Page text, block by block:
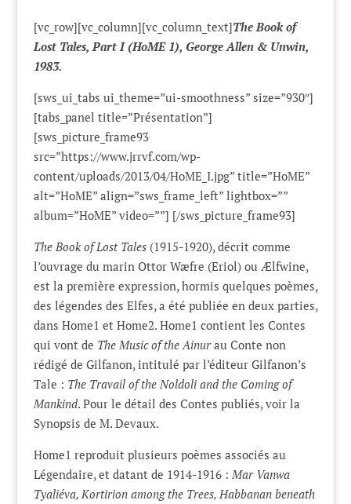
[vc_row][vc_column][vc_column_text]The Book of
Lost Tales, Part I (HoME 1), George Allen & Unwin,
1983.
[sws_ui_tabs ui_theme=”ui-smoothness” size=”930″]
[tabs_panel title=”Présentation”]
[sws_picture_frame93
src=”https://www.jrrvf.com/wp-
content/uploads/2013/04/HoME_I.jpg” title=”HoME”
alt=”HoME” align=”sws_frame_left” lightbox=””
album=”HoME” video=””] [/sws_picture_frame93]
The Book of Lost Tales(1915-1920), décrit comme
l’ouvrage du marin Ottor Wæfre (Eriol) ou Ælfwine,
est la première expression, hormis quelques poèmes,
des légendes des Elfes, a été publiée en deux parties,
dans Home1 et Home2. Home1 contient les Contes
qui vont de The Music of the Ainurau Conte non
rédigé de Gilfanon, intitulé par l’éditeur Gilfanon’s
Tale : The Travail of the Noldoli and the Coming of
Mankind. Pour le détail des Contes publiés, voir la
Synopsis de M. Devaux.
Home1 reproduit plusieurs poèmes associés au
Légendaire, et datant de 1914-1916 : Mar Vanwa
Tyaliéva, Kortirion among the Trees, Habbanan beneath